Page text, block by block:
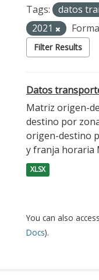
Tags: datos
2021
Filter Results
Datos
Matriz origen-
destino por
origen-destino
y franja horaria
XLSX
You can also
Docs).